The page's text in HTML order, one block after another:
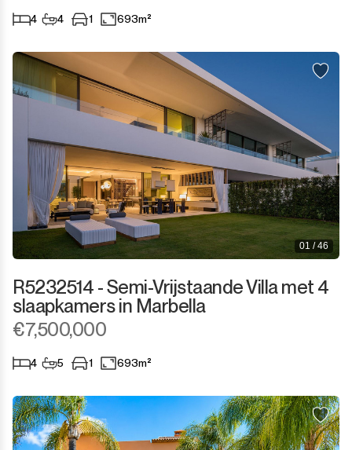
4 4 1 693m²
01 / 46
R5232514 - Semi-Vrijstaande Villa met 4
slaapkamers in Marbella
€7,500,000
4 5 1 693m²